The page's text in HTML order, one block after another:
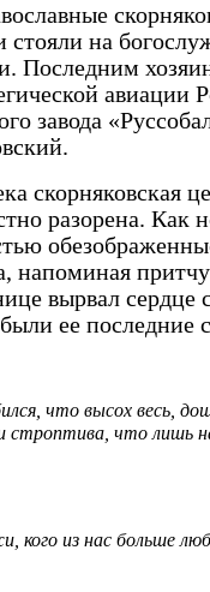
на
Последним
авиации
завода
скорняковская
разорена. Как
напоминая
вырвал сердце
ее последние
что высох весь,
строптива, что лишь
из нас больше